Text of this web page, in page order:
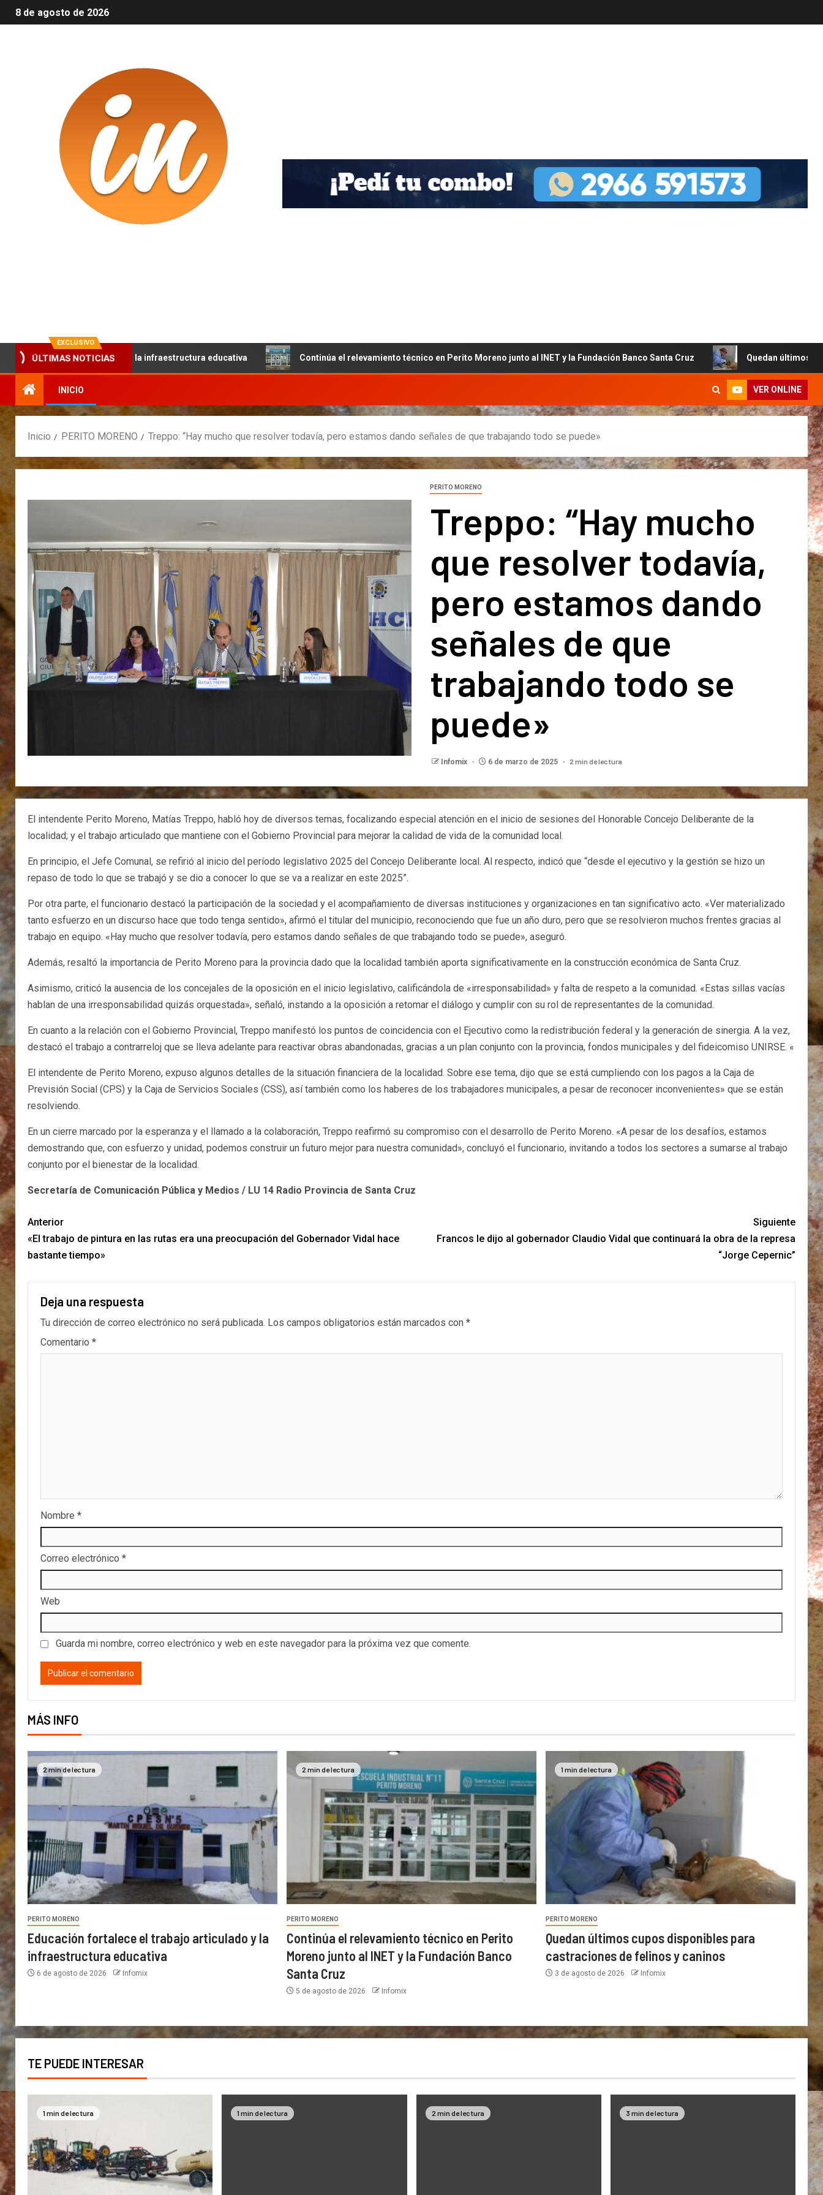
8 de agosto de 2026
EXCLUSIVO
ÚLTIMAS NOTICIAS
trabajo articulado y la infraestructura educativa Continúa el relevamiento técnico en Perito Moreno junto al INET y la Fundación Banco Santa Cruz Quedan últimos cupos
INICIO VER ONLINE
Inicio PERITO MORENO Treppo: “Hay mucho que resolver todavía, pero estamos dando señales de que trabajando todo se puede»
PERITO MORENO
Treppo: “Hay mucho
que resolver todavía,
pero estamos dando
señales de que
trabajando todo se
puede»
Infomix 6 de marzo de 2025 2 min de lectura
El intendente Perito Moreno, Matías Treppo, habló hoy de diversos temas, focalizando especial atención en el inicio de sesiones del Honorable Concejo Deliberante de la
localidad; y el trabajo articulado que mantiene con el Gobierno Provincial para mejorar la calidad de vida de la comunidad local.
En principio, el Jefe Comunal, se refirió al inicio del período legislativo 2025 del Concejo Deliberante local. Al respecto, indicó que “desde el ejecutivo y la gestión se hizo un
repaso de todo lo que se trabajó y se dio a conocer lo que se va a realizar en este 2025”.
Por otra parte, el funcionario destacó la participación de la sociedad y el acompañamiento de diversas instituciones y organizaciones en tan significativo acto. «Ver materializado
tanto esfuerzo en un discurso hace que todo tenga sentido», afirmó el titular del municipio, reconociendo que fue un año duro, pero que se resolvieron muchos frentes gracias al
trabajo en equipo. «Hay mucho que resolver todavía, pero estamos dando señales de que trabajando todo se puede», aseguró.
Además, resaltó la importancia de Perito Moreno para la provincia dado que la localidad también aporta significativamente en la construcción económica de Santa Cruz.
Asimismo, criticó la ausencia de los concejales de la oposición en el inicio legislativo, calificándola de «irresponsabilidad» y falta de respeto a la comunidad. «Estas sillas vacías
hablan de una irresponsabilidad quizás orquestada», señaló, instando a la oposición a retomar el diálogo y cumplir con su rol de representantes de la comunidad.
En cuanto a la relación con el Gobierno Provincial, Treppo manifestó los puntos de coincidencia con el Ejecutivo como la redistribución federal y la generación de sinergia. A la vez,
destacó el trabajo a contrarreloj que se lleva adelante para reactivar obras abandonadas, gracias a un plan conjunto con la provincia, fondos municipales y del fideicomiso UNIRSE. «
El intendente de Perito Moreno, expuso algunos detalles de la situación financiera de la localidad. Sobre ese tema, dijo que se está cumpliendo con los pagos a la Caja de
Previsión Social (CPS) y la Caja de Servicios Sociales (CSS), así también como los haberes de los trabajadores municipales, a pesar de reconocer inconvenientes» que se están
resolviendo.
En un cierre marcado por la esperanza y el llamado a la colaboración, Treppo reafirmó su compromiso con el desarrollo de Perito Moreno. «A pesar de los desafíos, estamos
demostrando que, con esfuerzo y unidad, podemos construir un futuro mejor para nuestra comunidad», concluyó el funcionario, invitando a todos los sectores a sumarse al trabajo
conjunto por el bienestar de la localidad.
Secretaría de Comunicación Pública y Medios / LU 14 Radio Provincia de Santa Cruz
Anterior
«El trabajo de pintura en las rutas era una preocupación del Gobernador Vidal hace
bastante tiempo»
Siguiente
Francos le dijo al gobernador Claudio Vidal que continuará la obra de la represa
“Jorge Cepernic”
Deja una respuesta
Tu dirección de correo electrónico no será publicada. Los campos obligatorios están marcados con *
Comentario *
Nombre *
Correo electrónico *
Web
Guarda mi nombre, correo electrónico y web en este navegador para la próxima vez que comente.
MÁS INFO
2 min de lectura
PERITO MORENO
Educación fortalece el trabajo articulado y la
infraestructura educativa
6 de agosto de 2026 Infomix
2 min de lectura
PERITO MORENO
Continúa el relevamiento técnico en Perito
Moreno junto al INET y la Fundación Banco
Santa Cruz
5 de agosto de 2026 Infomix
1 min de lectura
PERITO MORENO
Quedan últimos cupos disponibles para
castraciones de felinos y caninos
3 de agosto de 2026 Infomix
TE PUEDE INTERESAR
1 min de lectura 1 min de lectura 2 min de lectura 3 min de lectura